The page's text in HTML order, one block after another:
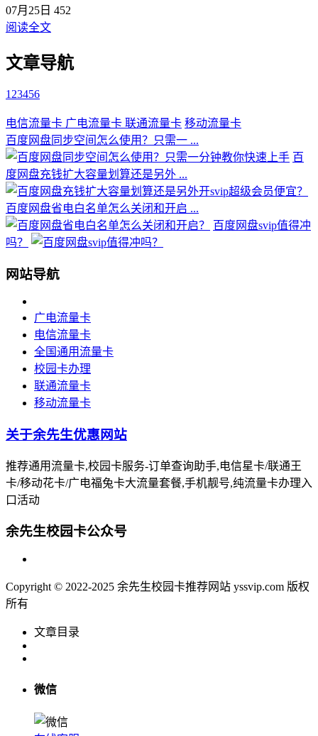
07月25日 452
阅读全文
文章导航
1 23456
电信流量卡 广电流量卡 联通流量卡 移动流量卡
百度网盘同步空间怎么使用？只需一 ...
百
度网盘充钱扩大容量划算还是另外 ...
百度网盘省电白名单怎么关闭和开启 ...
百度网盘svip值得冲
吗？
网站导航
广电流量卡
电信流量卡
全国通用流量卡
校园卡办理
联通流量卡
移动流量卡
关于余先生优惠网站
推荐通用流量卡,校园卡服务-订单查询助手,电信星卡/联通王
卡/移动花卡/广电福兔卡大流量套餐,手机靓号,纯流量卡办理入
口活动
余先生校园卡公众号
Copyright © 2022-2025 余先生校园卡推荐网站 yssvip.com 版权
所有
文章目录
微信